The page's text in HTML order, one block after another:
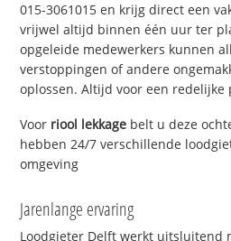
015-3061015 en krijg direct een
vrijwel altijd binnen één uur ter
opgeleide medewerkers kunnen
verstoppingen of andere
oplossen. Altijd voor een redelijke
Voor riool lekkage belt u deze
hebben 24/7 verschillende
omgeving
Jarenlange ervaring
Loodgieter Delft werkt uitsluitend